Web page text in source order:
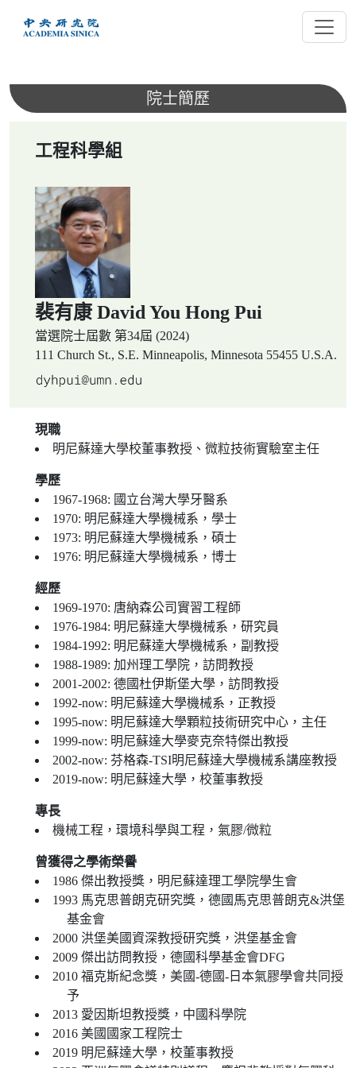
內
院士簡歷
工程科學組
裴有康 David You Hong Pui
當選院士屆數 第34屆 (2024)
111 Church St., S.E. Minneapolis, Minnesota 55455 U.S.A.
現職
明尼蘇達大學校董事教授、微粒技術實驗室主任
學歷
1967-1968: 國立台灣大學牙醫系
1970: 明尼蘇達大學機械系，學士
1973: 明尼蘇達大學機械系，碩士
1976: 明尼蘇達大學機械系，博士
經歷
1969-1970: 唐納森公司實習工程師
1976-1984: 明尼蘇達大學機械系，研究員
1984-1992: 明尼蘇達大學機械系，副教授
1988-1989: 加州理工學院，訪問教授
2001-2002: 德國杜伊斯堡大學，訪問教授
1992-now: 明尼蘇達大學機械系，正教授
1995-now: 明尼蘇達大學顆粒技術研究中心，主任
1999-now: 明尼蘇達大學麥克奈特傑出教授
2002-now: 芬格森-TSI明尼蘇達大學機械系講座教授
2019-now: 明尼蘇達大學，校董事教授
專長
機械工程，環境科學與工程，氣膠/微粒
曾獲得之學術榮譽
1986 傑出教授獎，明尼蘇達理工學院學生會
1993 馬克思普朗克研究獎，德國馬克思普朗克&洪堡
基金會
2000 洪堡美國資深教授研究獎，洪堡基金會
2009 傑出訪問教授，德國科學基金會DFG
2010 福克斯紀念獎，美國-德國-日本氣膠學會共同授
予
2013 愛因斯坦教授獎，中國科學院
2016 美國國家工程院士
2019 明尼蘇達大學，校董事教授